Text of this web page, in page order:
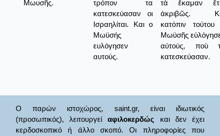
Μωυσῆς.
τρόπον τα
κατεσκεύασαν οι
Ισραηλίται. Και ο
Μωϋσής
ευλόγησεν
αυτούς.
τὰ ἔκαμαν
ἀκριβῶς.
κατόπιν
Μωϋσῆς
αὐτούς, ποὺ
κατεσκεύασαν.
Ο παρών ιστοχώρος, saint.gr, είναι ιδιωτικός
(προσωπικός), λειτουργείαφιλοκερδώς και δεν έχει
κερδοσκοπικό ή άλλο σκοπό. Οι πληροφορίες που